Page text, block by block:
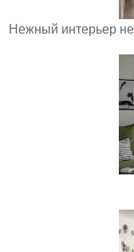
Нежный интерьер